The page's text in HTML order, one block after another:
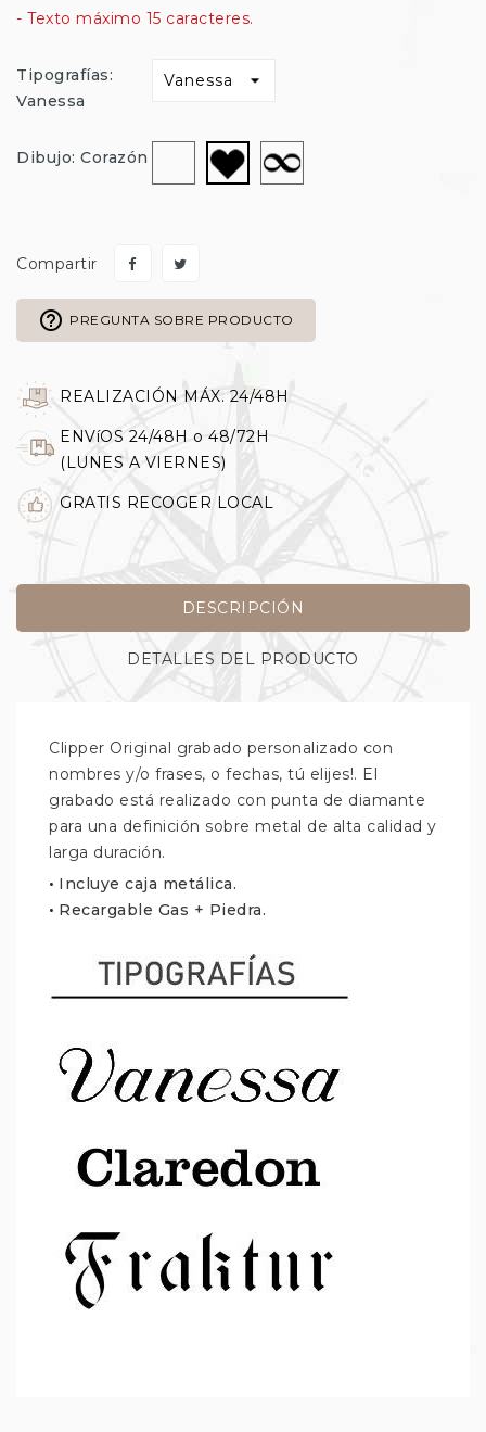
- Texto máximo 15 caracteres.
Tipografías:
Vanessa
Dibujo: Corazón
Sin
dibujo
Corazón
Compartir
help_outline PREGUNTA SOBRE PRODUCTO
REALIZACIÓN MÁX. 24/48H
ENVíOS 24/48H o 48/72H
(LUNES A VIERNES)
GRATIS RECOGER LOCAL
DESCRIPCIÓN
DETALLES DEL PRODUCTO
Clipper Original grabado personalizado con
nombres y/o frases, o fechas, tú elijes!. El
grabado está realizado con punta de diamante
para una definición sobre metal de alta calidad y
larga duración.
• Incluye caja metálica.
• Recargable Gas + Piedra.